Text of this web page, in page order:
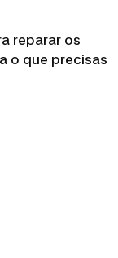
reparar os
o que precisas